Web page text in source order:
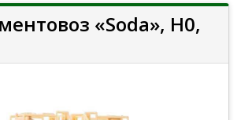
«Soda», H0,